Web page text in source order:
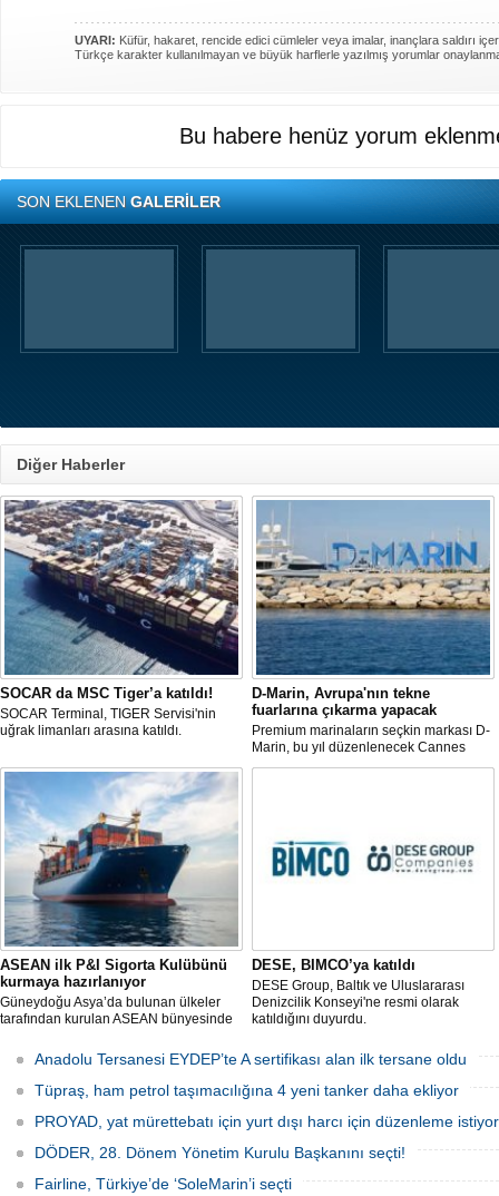
UYARI: Küfür, hakaret, rencide edici cümleler veya imalar, inançlara saldırı
Türkçe karakter kullanılmayan ve büyük harflerle yazılmış yorumlar
Bu habere henüz yorum
SON EKLENENGALERİLER
Diğer Haberler
SOCAR da MSC Tiger’a katıldı!
SOCAR Terminal, TIGER Servisi'nin
uğrak limanları arasına katıldı.
D-Marin, Avrupa'nın tekne
fuarlarına çıkarma yapacak
Premium marinaların seçkin markası D-
Marin, bu yıl düzenlenecek Cannes
Yachting Festival ve Cenova
ASEAN ilk P&I Sigorta Kulübünü
kurmaya hazırlanıyor
Güneydoğu Asya’da bulunan ülkeler
tarafından kurulan ASEAN bünyesinde
Federasyonu (FASA), ASEAN’ın ilk
Koruma ve Tazminat Sigortası (P&I)
Kulübünü kurmak için çalışma
yürütüyor.
DESE, BIMCO’ya katıldı
DESE Group, Baltık ve Uluslararası
Denizcilik Konseyi'ne resmi olarak
katıldığını duyurdu.
Anadolu Tersanesi EYDEP’te A sertifikası alan ilk tersane oldu
Tüpraş, ham petrol taşımacılığına 4 yeni tanker daha ekliyor
PROYAD, yat mürettebatı için yurt dışı harcı için düzenleme istiyor
DÖDER, 28. Dönem Yönetim Kurulu Başkanını seçti!
Fairline, Türkiye’de ‘SoleMarin’i seçti